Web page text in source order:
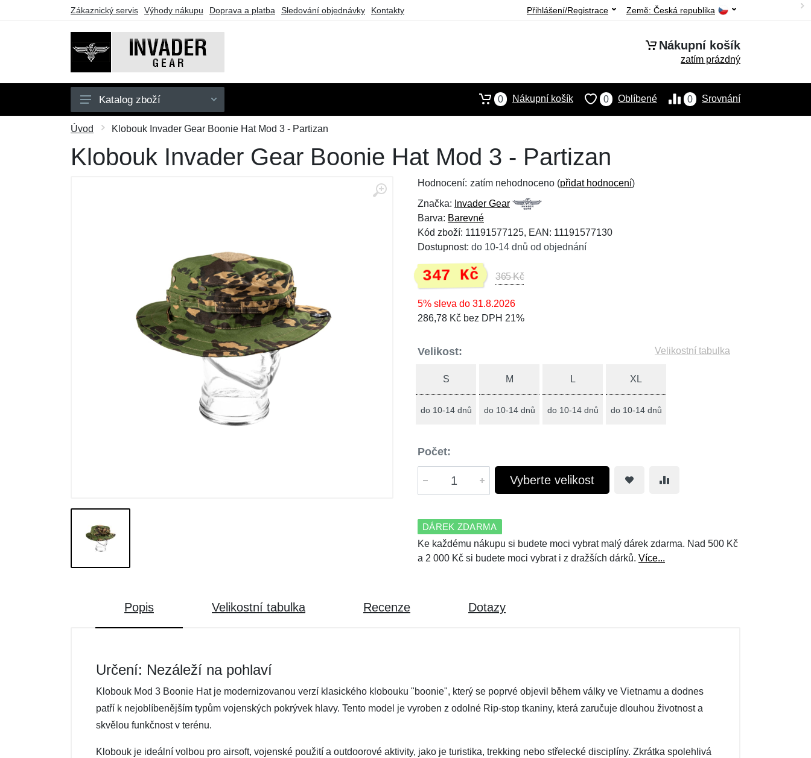
Zákaznický servis Výhody nákupu Doprava a platba Sledování objednávky Kontakty Země: Česká republika
Přihlášení/Registrace
Nákupní košík
zatím prázdný
Pánské
Doplňky
Katalog zboží 0 Srovnání
0 Oblíbené
0 Nákupní košík
Úvod Klobouk Invader Gear Boonie Hat Mod 3 - Partizan
Klobouk Invader Gear Boonie Hat Mod 3 - Partizan
Hodnocení: zatím nehodnoceno (přidat hodnocení)
Značka: Invader Gear
Barva: Barevné
Kód zboží: 11191577125, EAN: 11191577130
Dostupnost: do 10-14 dnů od objednání
347 Kč 365 Kč
5% sleva do 31.8.2026
286,78 Kč bez DPH 21%
Velikost: Velikostní tabulka
S
do 10-14 dnů
M
do 10-14 dnů
L
do 10-14 dnů
XL
do 10-14 dnů
Počet:
Vyberte velikost
DÁREK ZDARMA
Ke každému nákupu si budete moci vybrat malý dárek zdarma. Nad 500 Kč
a 2 000 Kč si budete moci vybrat i z dražších dárků. Více...
Popis Velikostní tabulka Recenze Dotazy
Určení: Nezáleží na pohlaví
Klobouk Mod 3 Boonie Hat je modernizovanou verzí klasického klobouku "boonie", který se poprvé objevil během války ve Vietnamu a dodnes
patří k nejoblíbenějším typům vojenských pokrývek hlavy. Tento model je vyroben z odolné Rip-stop tkaniny, která zaručuje dlouhou životnost a
skvělou funkčnost v terénu.
Klobouk je ideální volbou pro airsoft, vojenské použití a outdoorové aktivity, jako je turistika, trekking nebo střelecké disciplíny. Zkrátka spolehlivá